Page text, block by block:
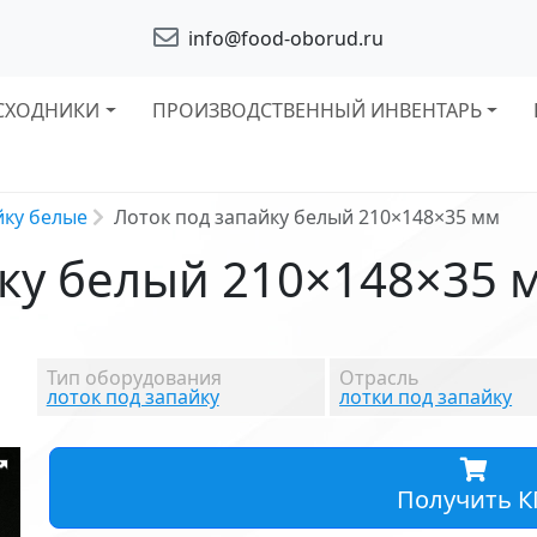
info@food-oborud.ru
ПРОИЗВОДСТВЕННЫЙ ИНВЕНТАРЬ
белые Лоток под запайку белый 210×148×35 мм
белый 210×148×35
Тип оборудования
лоток под запайку
Отрасль
лотки под запайку
Получить